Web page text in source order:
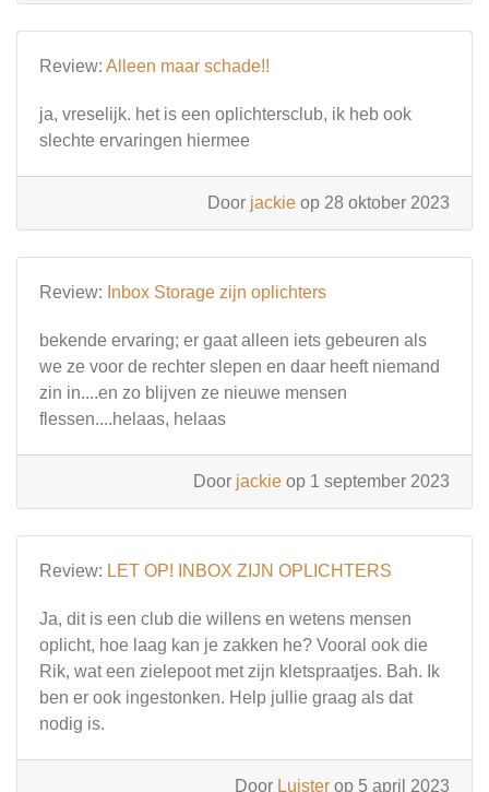
Review: Alleen maar schade!!
ja, vreselijk. het is een oplichtersclub, ik heb ook
slechte ervaringen hiermee
Door jackie op 28 oktober 2023
Review: Inbox Storage zijn oplichters
bekende ervaring; er gaat alleen iets gebeuren als
we ze voor de rechter slepen en daar heeft niemand
zin in....en zo blijven ze nieuwe mensen
flessen....helaas, helaas
Door jackie op 1 september 2023
Review: LET OP! INBOX ZIJN OPLICHTERS
Ja, dit is een club die willens en wetens mensen
oplicht, hoe laag kan je zakken he? Vooral ook die
Rik, wat een zielepoot met zijn kletspraatjes. Bah. Ik
ben er ook ingestonken. Help jullie graag als dat
nodig is.
Door Luister op 5 april 2023